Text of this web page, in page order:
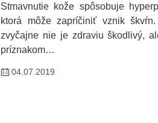
Stmavnutie kože spôsobuje
ktorá môže zapríčiniť vznik
zvyčajne nie je zdraviu škodlivý,
príznakom…
04.07.2019